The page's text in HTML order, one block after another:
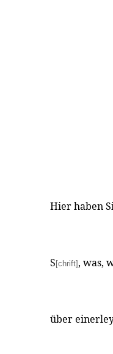
Hier haben
S [chrift] , was,
über